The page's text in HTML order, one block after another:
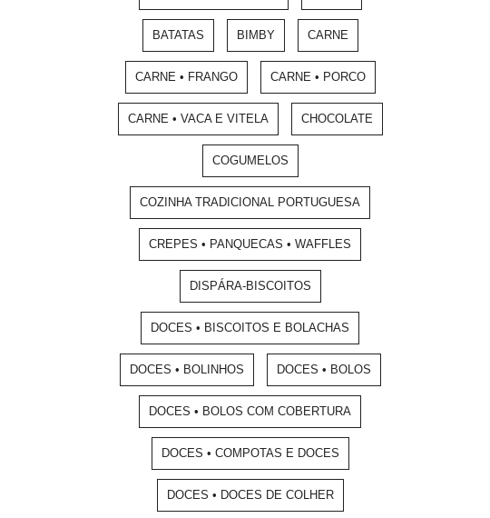
BATATAS BIMBY CARNE
CARNE • FRANGO CARNE • PORCO
CARNE • VACA E VITELA CHOCOLATE
COGUMELOS
COZINHA TRADICIONAL PORTUGUESA
CREPES • PANQUECAS • WAFFLES
DISPÁRA-BISCOITOS
DOCES • BISCOITOS E BOLACHAS
DOCES • BOLINHOS DOCES • BOLOS
DOCES • BOLOS COM COBERTURA
DOCES • COMPOTAS E DOCES
DOCES • DOCES DE COLHER